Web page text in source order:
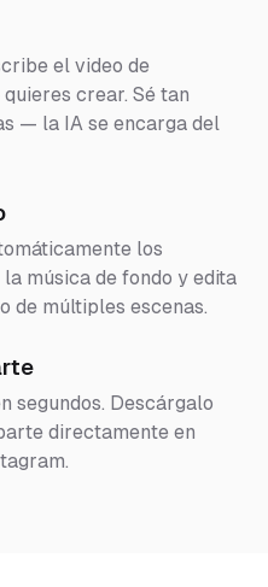
el video de
crear. Sé tan
— la IA se encarga del
los
música de fondo y edita
de múltiples escenas.
segundos. Descárgalo
directamente en